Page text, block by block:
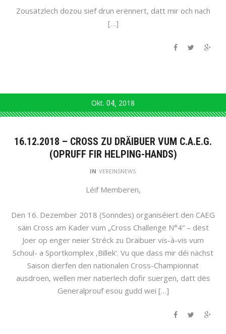
Zousätzlech dozou sief drun erënnert, datt mir och nach
[…]
Okt. 04 2018
16.12.2018 – CROSS ZU DRÄIBUER VUM C.A.E.G.
(OPRUFF FIR HELPING-HANDS)
IN VEREINSNEWS
Léif Memberen,
Den 16. Dezember 2018 (Sonndes) organiséiert den CAEG
säin Cross am Kader vum „Cross Challenge N°4“ – dëst
Joer op enger neier Stréck zu Dräibuer vis-à-vis vum
Schoul- a Sportkomplex ‚Billek‘. Vu que dass mir déi nächst
Saison dierfen den nationalen Cross-Championnat
ausdroen, wellen mer natierlech dofir suergen, datt dës
Generalprouf esou gudd wei […]